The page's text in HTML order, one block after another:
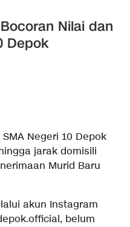
Nilai dan
Depok
SMA Negeri 10 Depok
jarak domisili
Murid Baru
akun Instagram
belum